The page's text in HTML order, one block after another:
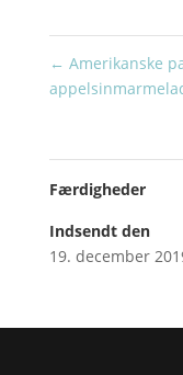
← Amerikanske
Færdigheder
Indsendt den
19. december